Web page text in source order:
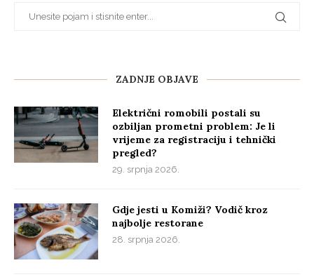
ZADNJE OBJAVE
Električni romobili postali su
ozbiljan prometni problem: Je li
vrijeme za registraciju i tehnički
pregled?
29. srpnja 2026.
Gdje jesti u Komiži? Vodič kroz
najbolje restorane
28. srpnja 2026.